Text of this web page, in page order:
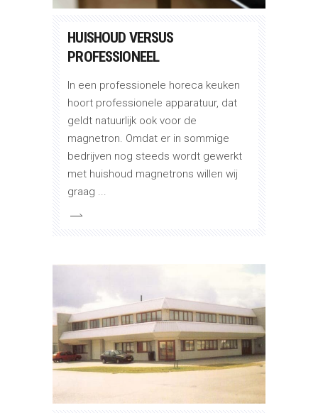
HUISHOUD VERSUS
PROFESSIONEEL
In een professionele horeca keuken
hoort professionele apparatuur, dat
geldt natuurlijk ook voor de
magnetron. Omdat er in sommige
bedrijven nog steeds wordt gewerkt
met huishoud magnetrons willen wij
graag